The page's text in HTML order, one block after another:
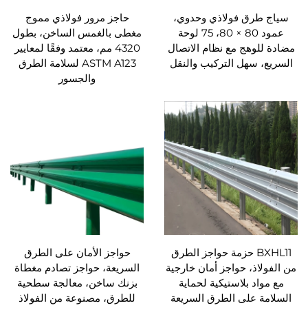
سياج طرق فولاذي وحدوي،
عمود 80 × 80، 75 لوحة
مضادة للوهج مع نظام الاتصال
السريع، سهل التركيب والنقل
حاجز مرور فولاذي مموج
مغطى بالغمس الساخن، بطول
4320 مم، معتمد وفقًا لمعايير
ASTM A123 لسلامة الطرق
والجسور
BXHL11 حزمة حواجز الطرق
من الفولاذ، حواجز أمان خارجية
مع مواد بلاستيكية لحماية
السلامة على الطرق السريعة
حواجز الأمان على الطرق
السريعة، حواجز تصادم مغطاة
بزنك ساخن، معالجة سطحية
للطرق، مصنوعة من الفولاذ